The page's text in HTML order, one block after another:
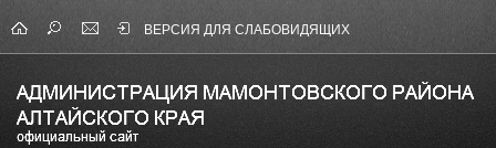
ВЕРСИЯ ДЛЯ СЛАБОВИДЯЩИХ